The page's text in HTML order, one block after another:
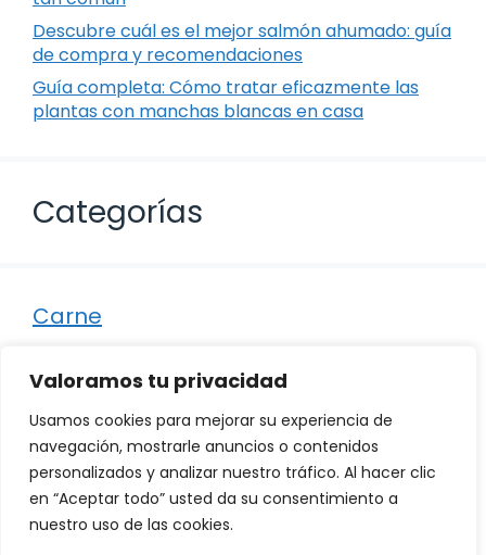
Valoramos tu privacidad
Usamos cookies para mejorar su experiencia de
navegación, mostrarle anuncios o contenidos
personalizados y analizar nuestro tráfico. Al hacer clic
en “Aceptar todo” usted da su consentimiento a
nuestro uso de las cookies.
Descubre cuál es el mejor salmón ahumado: guía
de compra y recomendaciones
Guía completa: Cómo tratar eficazmente las
plantas con manchas blancas en casa
Categorías
Carne
Otro
Pescado
Recetas